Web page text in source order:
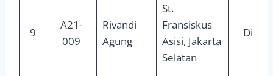
9
A21-
009
Rivandi
Agung
St.
Fransiskus
Asisi, Jakarta
Selatan